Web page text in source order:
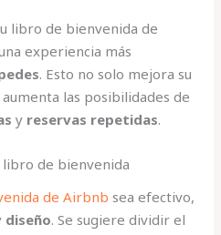
libro de bienvenida de
experiencia más
. Esto no solo mejora su
las posibilidades de
y reservas repetidas.
de bienvenida
de Airbnb sea efectivo,
diseño. Se sugiere dividir el